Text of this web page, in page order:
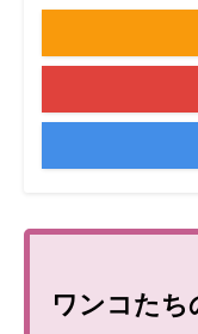
ワンコたち